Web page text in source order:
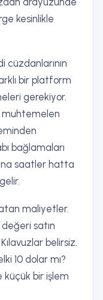
kesinlikle
cüzdanlarının
bir platform
gerekiyor.
muhtemelen
bağlamaları
saatler hatta
maliyetler.
satın
belirsiz.
10 dolar mı?
küçük bir işlem